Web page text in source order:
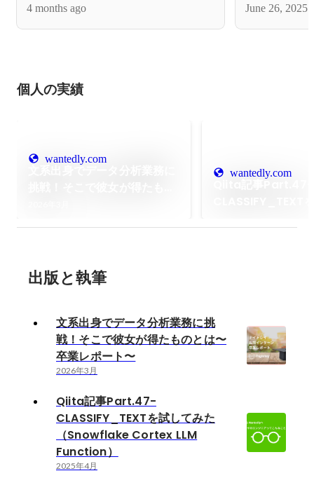
4 months ago
June 26, 2025
個人の実績
wantedly.com
wantedly.com
出版と執筆
文系出身でデータ分析業務に挑
戦！そこで彼女が得たものとは〜
卒業レポート〜
2026年3月
Qiita記事Part.47-
CLASSIFY_TEXTを試してみた
（Snowflake Cortex LLM
Function）
2025年4月